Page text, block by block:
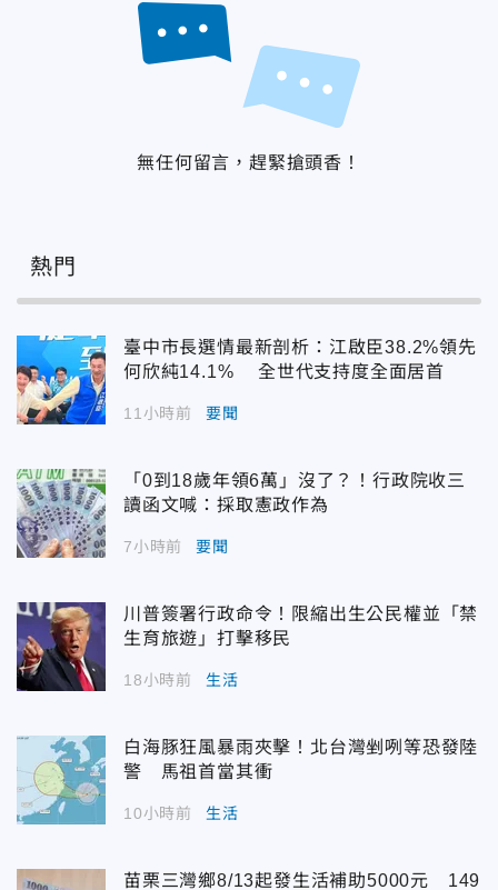
無任何留言，趕緊搶頭香！
熱門
臺中市長選情最新剖析：江啟臣38.2%領先
何欣純14.1% 全世代支持度全面居首
11小時前 要聞
「0到18歲年領6萬」沒了？！行政院收三
讀函文喊：採取憲政作為
7小時前 要聞
川普簽署行政命令！限縮出生公民權並「禁
生育旅遊」打擊移民
18小時前 生活
白海豚狂風暴雨夾擊！北台灣剉咧等恐發陸
警 馬祖首當其衝
10小時前 生活
苗栗三灣鄉8/13起發生活補助5000元 149